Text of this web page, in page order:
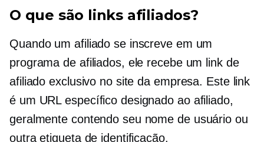
O que são links afiliados?
Quando um afiliado se inscreve em um
programa de afiliados, ele recebe um link de
afiliado exclusivo no site da empresa. Este link
é um URL específico designado ao afiliado,
geralmente contendo seu nome de usuário ou
outra etiqueta de identificação.